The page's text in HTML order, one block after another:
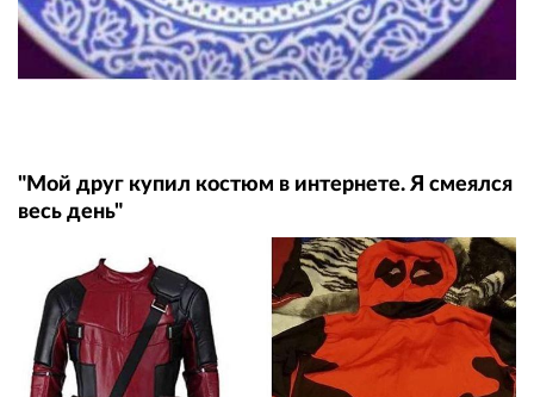
"Мой друг купил костюм в интернете. Я смеялся
весь день"